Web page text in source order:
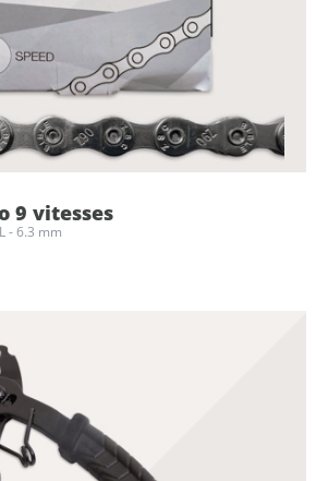
9 vitesses
- 6.3 mm